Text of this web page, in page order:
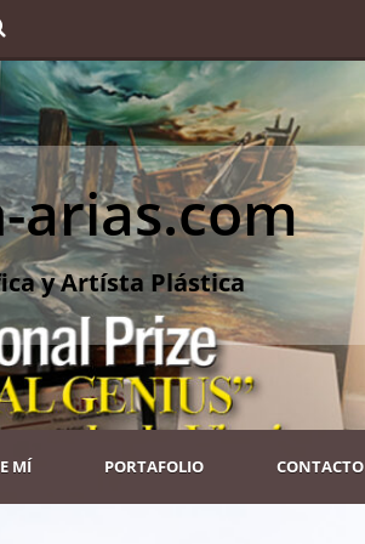
arias.com
y Artísta Plástica
MÍ PORTAFOLIO CONTACTO